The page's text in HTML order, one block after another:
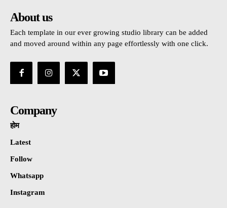
About us
Each template in our ever growing studio library can be added
and moved around within any page effortlessly with one click.
Company
होम
Latest
Follow
Whatsapp
Instagram